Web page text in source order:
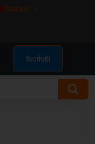
Italiano
Iscriviti